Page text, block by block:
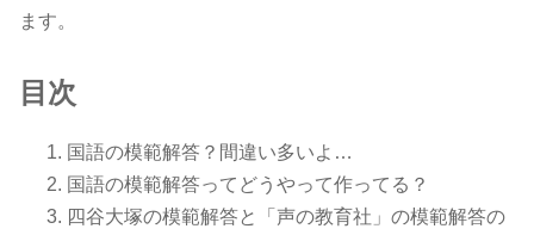
ます。
目次
国語の模範解答？間違い多いよ…
国語の模範解答ってどうやって作ってる？
四谷大塚の模範解答と「声の教育社」の模範解答の